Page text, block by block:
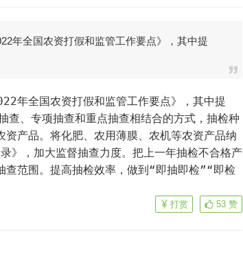
年全国农资打假和监管工作要点》，其中提
年全国农资打假和监管工作要点》，其中提
查、专项抽查和重点抽查相结合的方式，抽检种
产品。将化肥、农用薄膜、农机等农资产品纳
》，加大监督抽查力度。把上一年抽检不合格产
范围。提高抽检效率，做到“即抽即检”“即检
53 赞
打赏